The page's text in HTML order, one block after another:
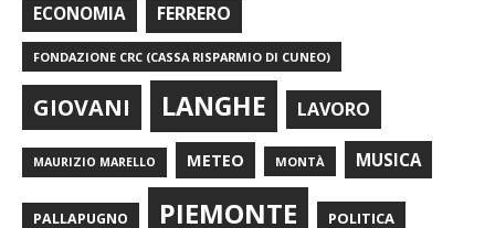
ECONOMIA FERRERO
FONDAZIONE CRC (CASSA RISPARMIO DI CUNEO)
GIOVANI LANGHE LAVORO
MAURIZIO MARELLO METEO MONTÀ MUSICA
PALLAPUGNO PIEMONTE POLITICA